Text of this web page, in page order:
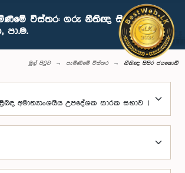
විස්තර: ගරු නීතිඥ සිසිර
මුල් පිටුව පැමිණීමේ විස්තර නීතිඥ සිසිර ජයකොඩි